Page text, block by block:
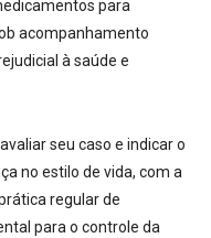
para
acompanhamento
à saúde e
seu caso e indicar o
no estilo de vida, com a
regular de
para o controle da